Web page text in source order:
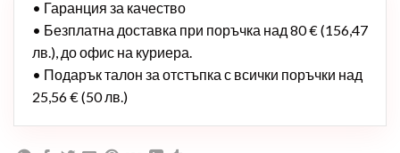
• Гаранция за качество
• Безплатна доставка при поръчка над 80 € (156,47
лв.), до офис на куриера.
• Подарък талон за отстъпка с всички поръчки над
25,56 € (50 лв.)